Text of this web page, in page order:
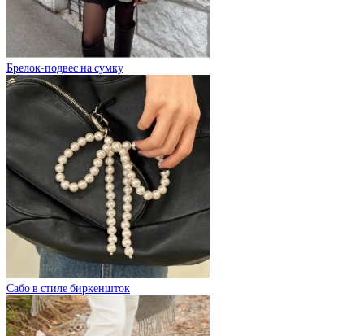
Брелок-подвес на сумку
Сабо в стиле биркеншток